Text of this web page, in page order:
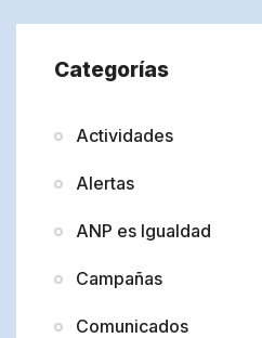
Categorías
Actividades
Alertas
ANP es Igualdad
Campañas
Comunicados